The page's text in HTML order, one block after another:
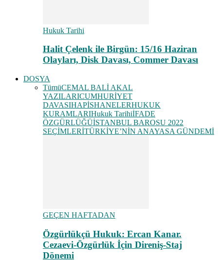
Hukuk Tarihi
Halit Çelenk ile Birgün: 15/16 Haziran
Olayları, Disk Davası, Commer Davası
DOSYA
TümüCEMAL BALİ AKAL
YAZILARICUMHURİYET
DAVASIHAPİSHANELERHUKUK
KURAMLARIHukuk TarihiİFADE
ÖZGÜRLÜĞÜİSTANBUL BAROSU 2022
SEÇİMLERİTÜRKİYE’NİN ANAYASA GÜNDEMİ
GEÇEN HAFTADAN
Özgürlükçü Hukuk: Ercan Kanar.
Cezaevi-Özgürlük İçin Direniş-Staj
Dönemi